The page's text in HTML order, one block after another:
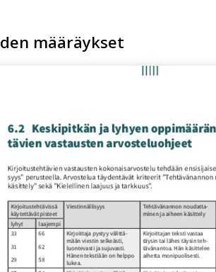
määräykset